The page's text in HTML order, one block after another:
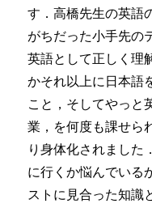
す．高橋先生の英語
がちだった小手先の
英語として正しく理
かそれ以上に日本語
こと，そしてやっと
業，を何度も課せら
り身体化されました
に行くか悩んでいる
ストに見合った知識